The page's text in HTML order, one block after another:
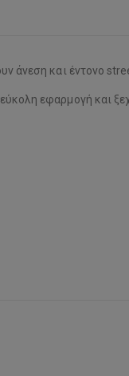
άνεση και έντονο
εφαρμογή και